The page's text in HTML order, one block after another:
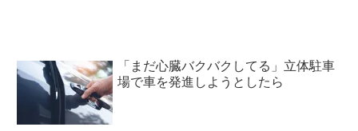
「まだ心臓バクバクしてる」立体駐車
場で車を発進しようとしたら